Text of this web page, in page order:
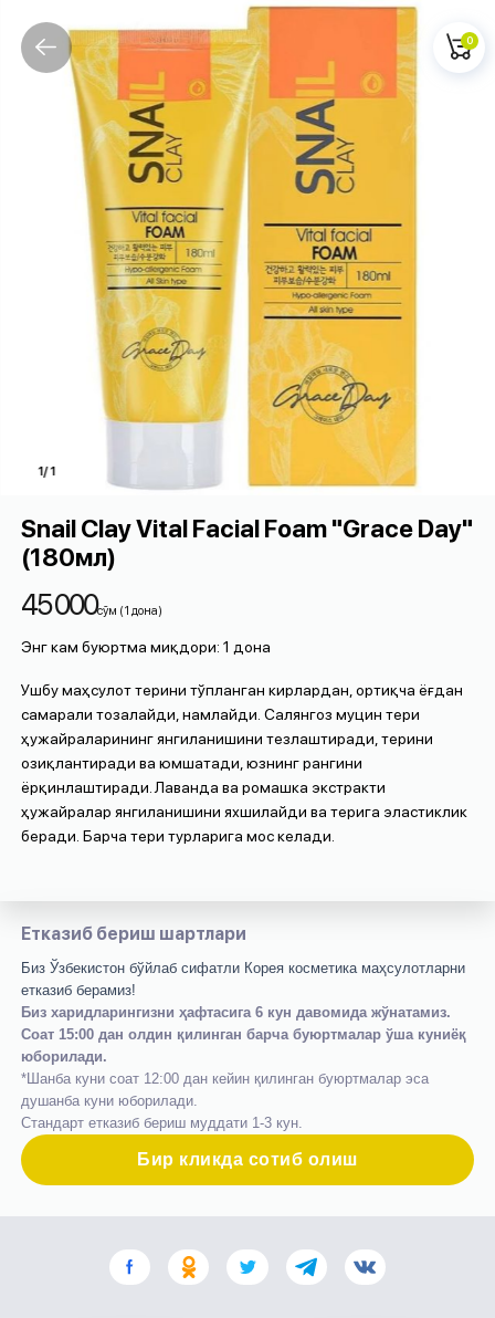
1/1
0
Snail Clay Vital Facial Foam "Grace Day"
(180мл)
45 000cўм (1 дона)
Энг кам буюртма миқдори: 1 дона
Ушбу маҳсулот терини тўпланган кирлардан, ортиқча ёғдан
самарали тозалайди, намлайди. Салянгоз муцин тери
ҳужайраларининг янгиланишини тезлаштиради, терини
озиқлантиради ва юмшатади, юзнинг рангини
ёрқинлаштиради. Лаванда ва ромашка экстракти
ҳужайралар янгиланишини яхшилайди ва терига эластиклик
беради. Барча тери турларига мос келади.
Етказиб бериш шартлари
Биз Ўзбекистон бўйлаб сифатли Корея косметика маҳсулотларни
етказиб берамиз!
Биз харидларингизни ҳафтасига 6 кун давомида жўнатамиз.
Соат 15:00 дан олдин қилинган барча буюртмалар ўша куниёқ
юборилади.
*Шанба куни соат 12:00 дан кейин қилинган буюртмалар эса
душанба куни юборилади.
Стандарт етказиб бериш муддати 1-3 кун.
Бир кликда сотиб олиш